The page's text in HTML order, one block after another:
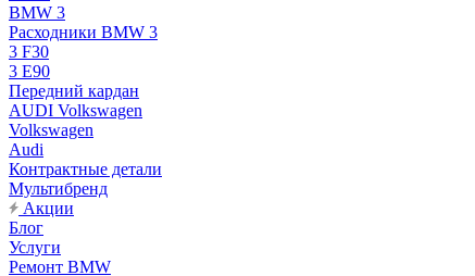
BMW 3
Расходники BMW 3
3 F30
3 E90
Передний кардан
AUDI Volkswagen
Volkswagen
Audi
Контрактные детали
Мультибренд
Акции
Блог
Услуги
Ремонт BMW